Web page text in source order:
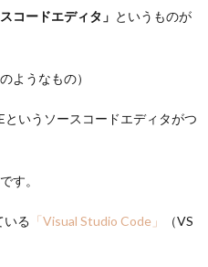
スコードエディタ」 というものが
ようなもの）
いうソースコードエディタがつ
す。
いる 「Visual Studio Code」
（VS